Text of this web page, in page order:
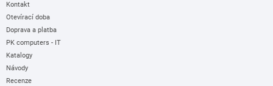
Kontakt
Otevírací doba
Doprava a platba
PK computers - IT
Katalogy
Návody
Recenze